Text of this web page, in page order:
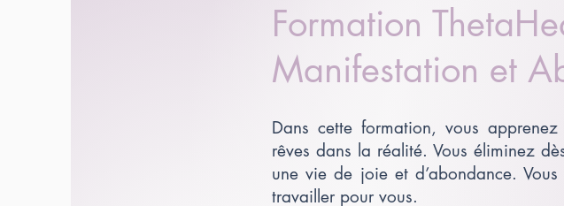
Formation
Manifestation et
Dans cette formation, vous
rêves dans la réalité. Vous éliminez
une vie de joie et d’abondance.
travailler pour vous.